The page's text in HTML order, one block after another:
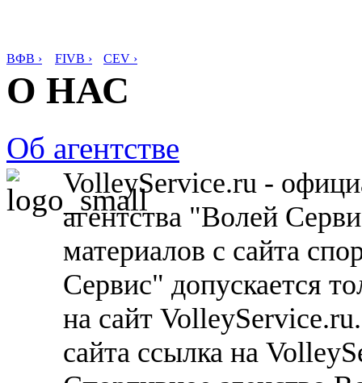
ВФВ › FIVB › CEV ›
О НАС
Об агентстве
VolleyService.ru -
агентства "Волей
материалов с сайта
Сервис" допускается
на сайт
сайта ссылка на